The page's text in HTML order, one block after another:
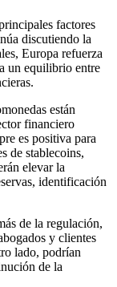
factores
discutiendo la
Europa refuerza
un equilibrio entre
están
financiero
es positiva para
de stablecoins,
elevar la
identificación
de la regulación,
y clientes
lado, podrían
de la